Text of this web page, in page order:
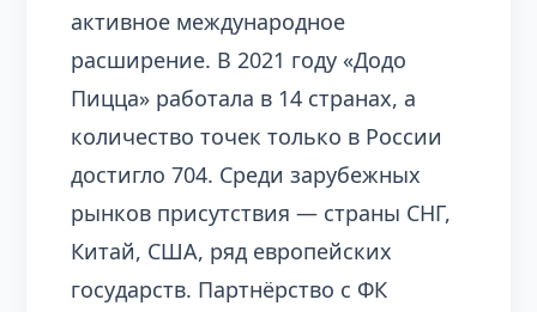
активное международное
расширение. В 2021 году «Додо
Пицца» работала в 14 странах, а
количество точек только в России
достигло 704. Среди зарубежных
рынков присутствия — страны СНГ,
Китай, США, ряд европейских
государств. Партнёрство с ФК